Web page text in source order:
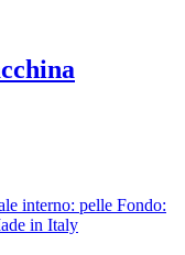
interno: pelle Fondo:
in Italy